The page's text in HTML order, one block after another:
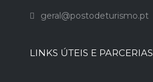
geral@postodeturismo.pt
LINKS ÚTEIS E PARCERIAS